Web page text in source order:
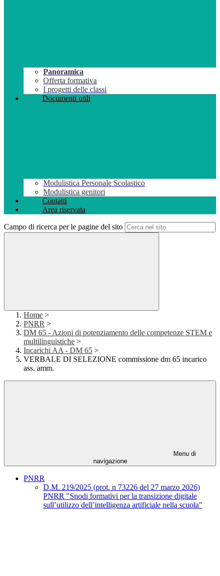
Panoramica
Offerta formativa
I progetti delle classi
Documenti utili
Modulistica Personale Scolastico
Modulistica genitori
Contatti
Area riservata
Campo di ricerca per le pagine del sito
Home >
PNRR >
DM 65 - Azioni di potenziamento delle competenze STEM e
multilinguistiche >
Incarichi AA - DM 65 >
VERBALE DI SELEZIONE commissione dm 65 incarico
ass. amm.
Menu di
navigazione
PNRR
D.M. 219/2025 (prot. n 73226 del 27 marzo 2026)
PNRR "Snodi formativi per la transizione digitale
sull’utilizzo dell’intelligenza artificiale nella scuola"